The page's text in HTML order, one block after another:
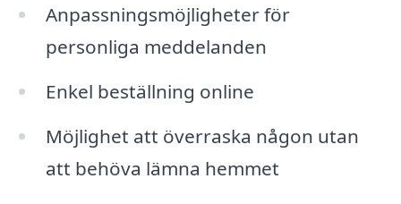
Anpassningsmöjligheter för
personliga meddelanden
Enkel beställning online
Möjlighet att överraska någon utan
att behöva lämna hemmet